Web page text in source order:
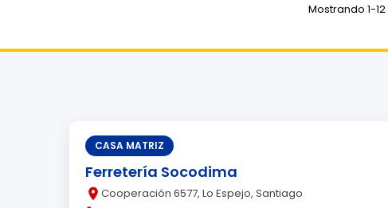
Mostrando 1-
CASA MATRIZ
Ferretería Socodima
place Cooperación 6577, Lo Espejo, Santiago